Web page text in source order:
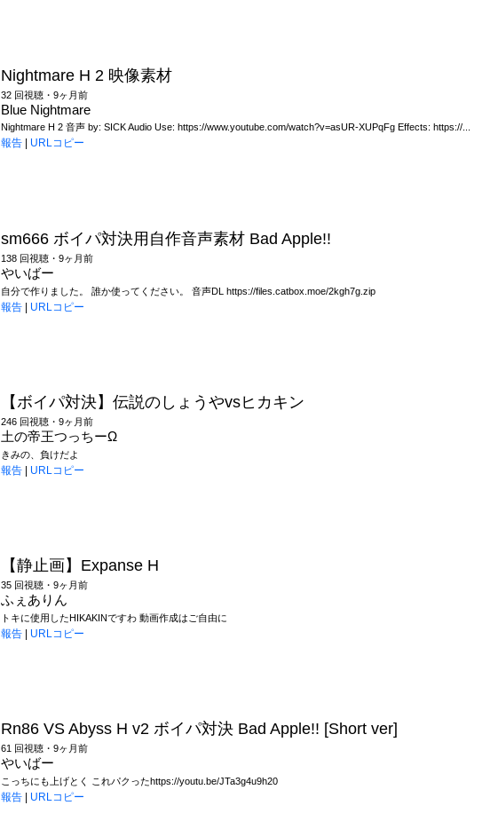
Nightmare H 2 映像素材
32 回視聴・9ヶ月前
Blue Nightmare
Nightmare H 2 音声 by: SICK Audio Use: https://www.youtube.com/watch?v=asUR-XUPqFg Effects: https://...
報告 URLコピー
sm666 ボイパ対決用自作音声素材 Bad Apple!!
138 回視聴・9ヶ月前
やいばー
自分で作りました。 誰か使ってください。 音声DL https://files.catbox.moe/2kgh7g.zip
報告 URLコピー
【ボイパ対決】伝説のしょうやvsヒカキン
246 回視聴・9ヶ月前
土の帝王つっちーΩ
きみの、負けだよ
報告 URLコピー
【静止画】Expanse H
35 回視聴・9ヶ月前
ふぇありん
トキに使用したHIKAKINですわ 動画作成はご自由に
報告 URLコピー
Rn86 VS Abyss H v2 ボイパ対決 Bad Apple!! [Short ver]
61 回視聴・9ヶ月前
やいばー
こっちにも上げとく これパクったhttps://youtu.be/JTa3g4u9h20
報告 URLコピー